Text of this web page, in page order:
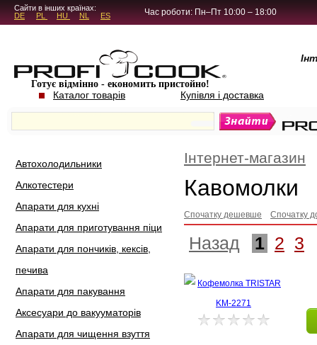
5.4.45Сайти в інших країнах:
DE
PL HU NL ES Час роботи: Пн–Пт 10:00 – 18:00
Готує відмінно - економить пристойно!
Каталог товарів Купівля і доставка
Автохолодильники
Алкотестери
Апарати для кухні
Апарати для приготування піци
Апарати для пончиків, кексів,
печива
Апарати для пакування
Аксесуари до вакууматорів
Апарати для чищення взуття
Інтернет-магазин
Кавомолки
Спочатку дешевше Спочатку
Назад 1 2 3